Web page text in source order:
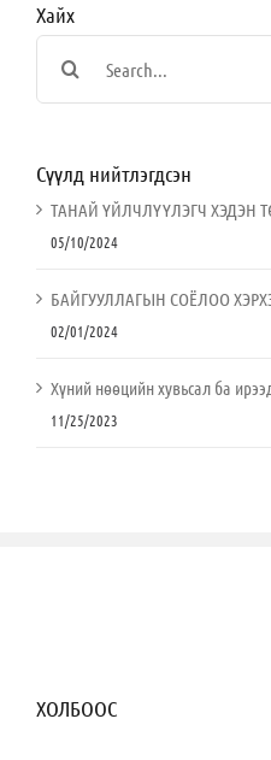
Хайх
Сүүлд нийтлэгдсэн
ТАНАЙ ҮЙЛЧЛҮҮЛЭГЧ ХЭДЭН
05/10/2024
БАЙГУУЛЛАГЫН СОЁЛОО
02/01/2024
Хүний нөөцийн хувьсал ба
11/25/2023
ХОЛБООС